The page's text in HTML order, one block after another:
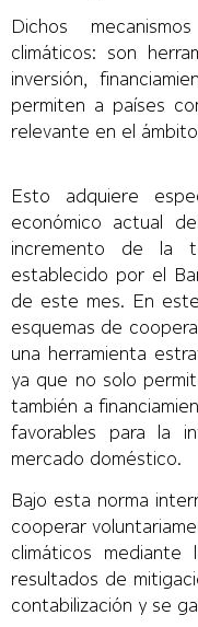
Dichos
climáticos: son
inversión,
permiten a países
relevante en el
Esto adquiere
económico actual
incremento de la
establecido por el
de este mes. En
esquemas de
una herramienta
ya que no solo
también a
favorables para la
mercado doméstico.
Bajo esta norma
cooperar
climáticos mediante
resultados de
contabilización y se